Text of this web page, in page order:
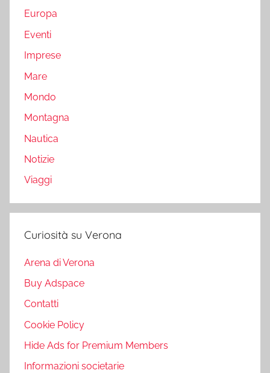
Europa
Eventi
Imprese
Mare
Mondo
Montagna
Nautica
Notizie
Viaggi
Curiosità su Verona
Arena di Verona
Buy Adspace
Contatti
Cookie Policy
Hide Ads for Premium Members
Informazioni societarie